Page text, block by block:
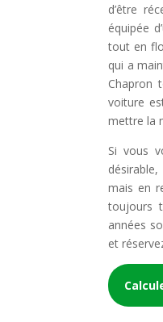
d’être
équipée
tout en
qui a
Chapron
voiture
mettre la
Si vous
mais en
toujours
années
et